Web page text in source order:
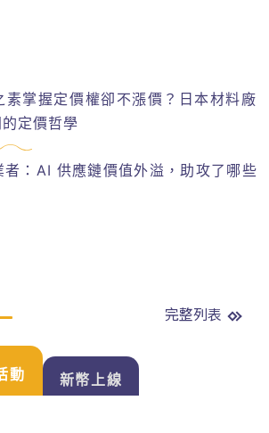
素掌握定價權卻不漲價？日本材料廠
定價哲學
：AI 供應鏈價值外溢，助攻了哪些
完整列表
動 新幣上線